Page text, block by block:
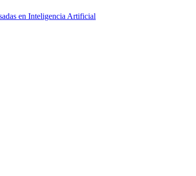
en Inteligencia Artificial